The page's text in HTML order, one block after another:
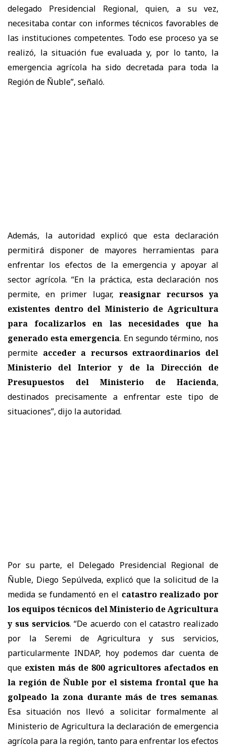
delegado Presidencial Regional, quien, a su vez,
necesitaba contar con informes técnicos favorables de
las instituciones competentes. Todo ese proceso ya se
realizó, la situación fue evaluada y, por lo tanto, la
emergencia agrícola ha sido decretada para toda la
Región de Ñuble”, señaló.
Además, la autoridad explicó que esta declaración
permitirá disponer de mayores herramientas para
enfrentar los efectos de la emergencia y apoyar al
sector agrícola. “En la práctica, esta declaración nos
permite, en primer lugar, reasignar recursos ya
existentes dentro del Ministerio de Agricultura
para focalizarlos en las necesidades que ha
generado esta emergencia. En segundo término, nos
permite acceder a recursos extraordinarios del
Ministerio del Interior y de la Dirección de
Presupuestos del Ministerio de Hacienda,
destinados precisamente a enfrentar este tipo de
situaciones”, dijo la autoridad.
Por su parte, el Delegado Presidencial Regional de
Ñuble, Diego Sepúlveda, explicó que la solicitud de la
medida se fundamentó en el catastro realizado por
los equipos técnicos del Ministerio de Agricultura
y sus servicios. “De acuerdo con el catastro realizado
por la Seremi de Agricultura y sus servicios,
particularmente INDAP, hoy podemos dar cuenta de
que existen más de 800 agricultores afectados en
la región de Ñuble por el sistema frontal que ha
golpeado la zona durante más de tres semanas.
Esa situación nos llevó a solicitar formalmente al
Ministerio de Agricultura la declaración de emergencia
agrícola para la región, tanto para enfrentar los efectos